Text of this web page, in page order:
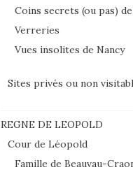
Coins secrets (ou pas)
Verreries
Vues insolites de Nancy
Sites privés ou non
REGNE DE LEOPOLD
Cour de Léopold
Famille de Beauvau-